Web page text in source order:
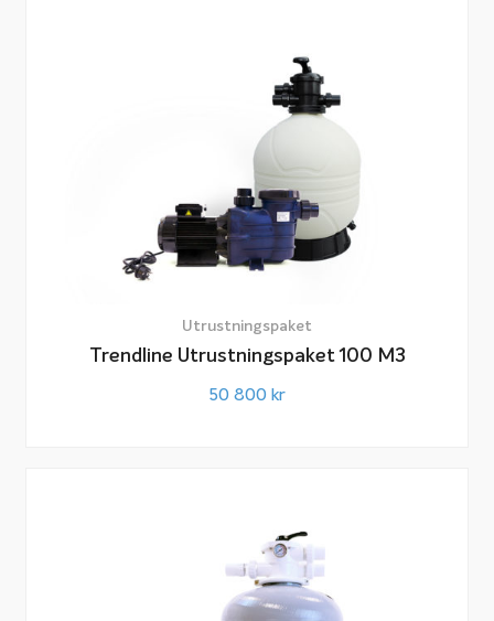
Utrustningspaket
Trendline Utrustningspaket 100 M3
50 800 kr